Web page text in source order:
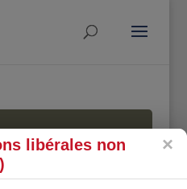
libérales non